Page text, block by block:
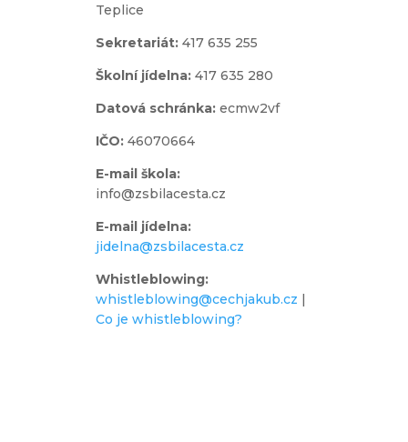
Teplice
Sekretariát: 417 635 255
Školní jídelna: 417 635 280
Datová schránka: ecmw2vf
IČO: 46070664
E-mail škola:
info@zsbilacesta.cz
E-mail jídelna:
jidelna@zsbilacesta.cz
Whistleblowing:
whistleblowing@cechjakub.cz |
Co je whistleblowing?